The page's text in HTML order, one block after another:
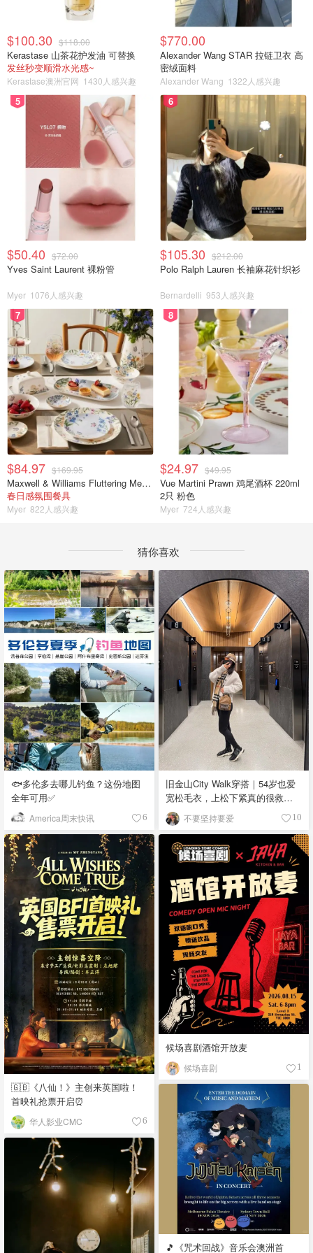
$100.30 $118.00
Kerastase 山茶花护发油 可替换
发丝秒变顺滑水光感~
Kerastase澳洲官网 1430人感兴趣
$770.00
Alexander Wang STAR 拉链卫衣 高
密绒面料
Alexander Wang 1322人感兴趣
5
$50.40 $72.00
Yves Saint Laurent 裸粉管
Myer 1076人感兴趣
6
$105.30 $212.00
Polo Ralph Lauren 长袖麻花针织衫
Bernardelli 953人感兴趣
7
$84.97 $169.95
Maxwell & Williams Fluttering Meadow 12件餐具套装
春日感氛围餐具
Myer 822人感兴趣
8
$24.97 $49.95
Vue Martini Prawn 鸡尾酒杯 220ml
2只 粉色
Myer 724人感兴趣
猜你喜欢
🐟多伦多去哪儿钓鱼？这份地图
全年可用✅
America周末快讯 6
旧金山City Walk穿搭｜54岁也爱
宽松毛衣，上松下紧真的很救比
例
不要坚持要爱 10
🇬🇧《八仙！》主创来英国啦！
首映礼抢票开启⏰
华人影业CMC 6
候场喜剧酒馆开放麦
候场喜剧 1
🎵《咒术回战》音乐会澳洲首